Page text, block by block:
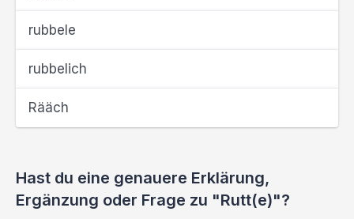
rubbele
rubbelich
Rääch
Hast du eine genauere Erklärung,
Ergänzung oder Frage zu "Rutt(e)"?